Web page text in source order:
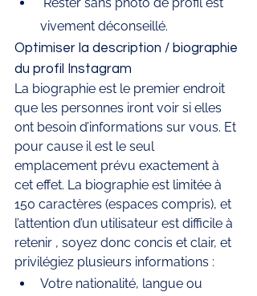
vivement déconseillé.
Optimiser la description / biographie
du profil Instagram
La biographie est le premier endroit
que les personnes iront voir si elles
ont besoin d’informations sur vous. Et
pour cause il est le seul
emplacement prévu exactement à
cet effet. La biographie est limitée à
150 caractères (espaces compris), et
l’attention d’un utilisateur est difficile à
retenir , soyez donc concis et clair, et
privilégiez plusieurs informations :
Votre nationalité, langue ou